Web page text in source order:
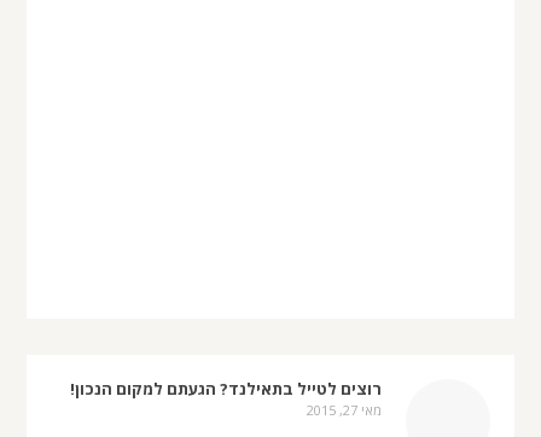
רוצים לטייל בתאילנד? הגעתם למקום הנכון!
מאי 27, 2015